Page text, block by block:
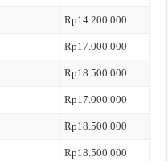
Rp14.200.000
Rp17.000.000
Rp18.500.000
Rp17.000.000
Rp18.500.000
Rp18.500.000